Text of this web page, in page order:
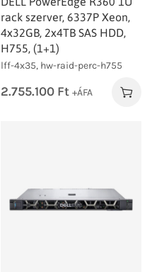
rack szerver, 6337P Xeon,
4x32GB, 2x4TB SAS HDD,
H755, (1+1)
lff-4x35, hw-raid-perc-h755
2.755.100 Ft +ÁFA